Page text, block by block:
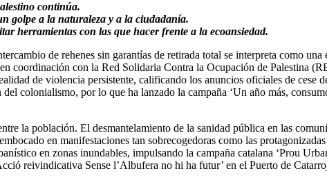
continúa.
golpe a la naturaleza y a la ciudadanía.
herramientas con las que hacer frente a la ecoansiedad.
de rehenes sin garantías de retirada total se interpreta como una
coordinación con la Red Solidaria Contra la Ocupación de Palestina
de violencia persistente, calificando los anuncios oficiales de cese
colonialismo, por lo que ha lanzado la campaña ‘Un año más,
la población. El desmantelamiento de la sanidad pública en las
en manifestaciones tan sobrecogedoras como las
en zonas inundables, impulsando la campaña catalana ‘Prou
reivindicativa Sense l’Albufera no hi ha futur’ en el Puerto de